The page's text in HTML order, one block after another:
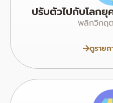
ปรับตัวไปกับโลก
พลิกวิกฤ
ดูราย